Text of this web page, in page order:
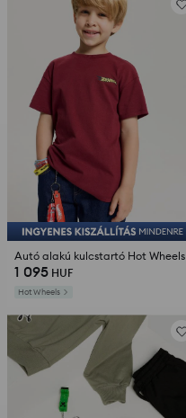
Autó alakú kulcstartó Hot Wheels
1 095 HUF
Hot Wheels